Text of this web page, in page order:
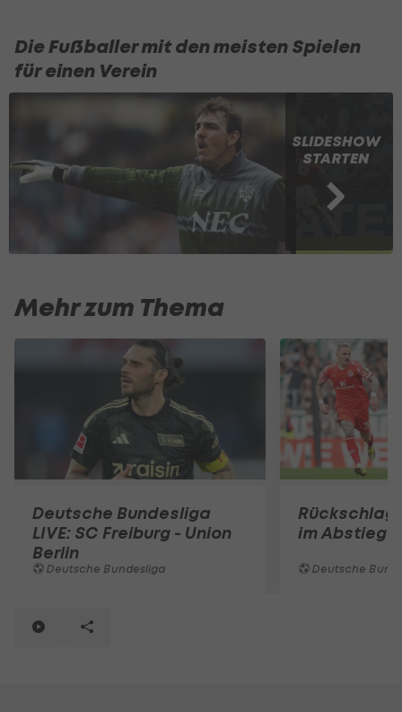
Die Fußballer mit den meisten Spielen
für einen Verein
SLIDESHOW
STARTEN
Mehr zum Thema
Deutsche Bundesliga
LIVE: SC Freiburg - Union
Berlin
Deutsche Bundesliga
Rückschlag
im
Deutsche